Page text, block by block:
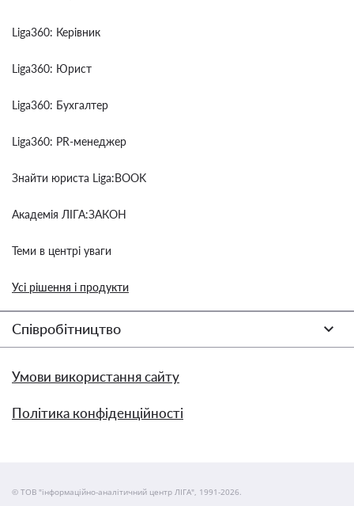
Liga360: Керівник
Liga360: Юрист
Liga360: Бухгалтер
Liga360: PR-менеджер
Знайти юриста Liga:BOOK
Академія ЛІГА:ЗАКОН
Теми в центрі уваги
Усі рішення і продукти
Співробітництво
Умови використання сайту
Політика конфіденційності
© ТОВ "інформаційно-аналітичний центр ЛІГА", 1991-2026.